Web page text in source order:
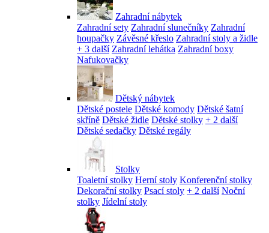
Zahradní nábytek
Zahradní sety Zahradní slunečníky Zahradní
houpačky Závěsné křeslo Zahradní stoly a židle
+ 3 další Zahradní lehátka Zahradní boxy
Nafukovačky
Dětský nábytek
Dětské postele Dětské komody Dětské šatní
skříně Dětské židle Dětské stolky + 2 další
Dětské sedačky Dětské regály
Stolky
Toaletní stolky Herní stoly Konferenční stolky
Dekorační stolky Psací stoly + 2 další Noční
stolky Jídelní stoly